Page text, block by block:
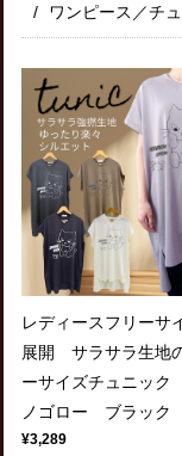
ワンピース／チ
レディースフリー
展開 サラサラ生地
ーサイズチュニック
ノゴロー ブラック
¥3,289